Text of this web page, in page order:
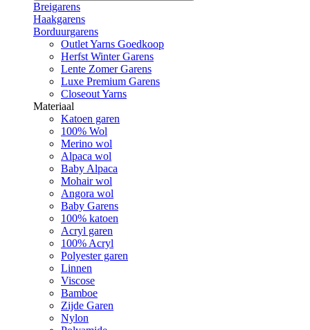
Breigarens
Haakgarens
Borduurgarens
Outlet Yarns Goedkoop
Herfst Winter Garens
Lente Zomer Garens
Luxe Premium Garens
Closeout Yarns
Materiaal
Katoen garen
100% Wol
Merino wol
Alpaca wol
Baby Alpaca
Mohair wol
Angora wol
Baby Garens
100% katoen
Acryl garen
100% Acryl
Polyester garen
Linnen
Viscose
Bamboe
Zijde Garen
Nylon